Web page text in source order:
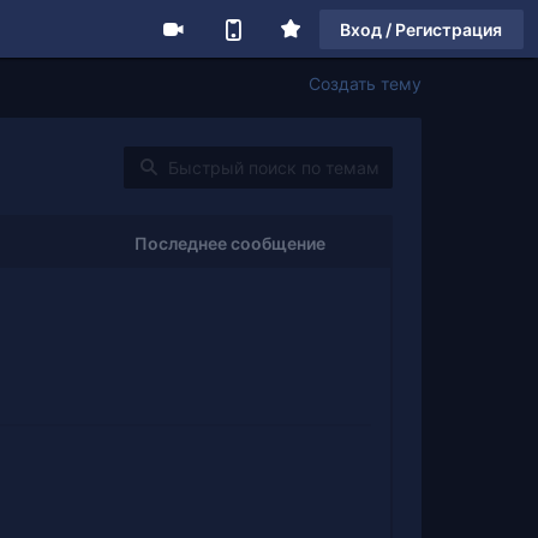
Вход / Регистрация
Создать тему
Последнее сообщение